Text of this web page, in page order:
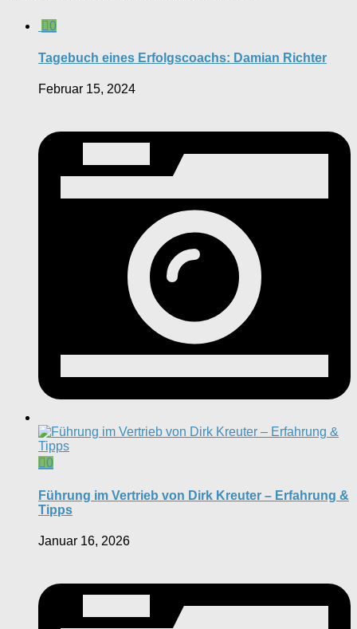
0
Tagebuch eines Erfolgscoachs: Damian Richter
Februar 15, 2024
0
Führung im Vertrieb von Dirk Kreuter – Erfahrung &
Tipps
Januar 16, 2026